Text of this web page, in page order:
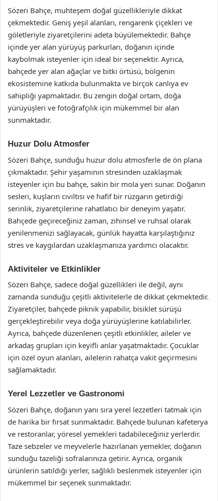
Sözeri Bahçe, muhteşem doğal güzellikleriyle dikkat
çekmektedir. Geniş yeşil alanları, rengarenk çiçekleri ve
göletleriyle ziyaretçilerini adeta büyülemektedir. Bahçe
içinde yer alan yürüyüş parkurları, doğanın içinde
kaybolmak isteyenler için ideal bir seçenektir. Ayrıca,
bahçede yer alan ağaçlar ve bitki örtüsü, bölgenin
ekosistemine katkıda bulunmakta ve birçok canlıya ev
sahipliği yapmaktadır. Bu zengin doğal ortam, doğa
yürüyüşleri ve fotoğrafçılık için mükemmel bir alan
sunmaktadır.
Huzur Dolu Atmosfer
Sözeri Bahçe, sunduğu huzur dolu atmosferle de ön plana
çıkmaktadır. Şehir yaşamının stresinden uzaklaşmak
isteyenler için bu bahçe, sakin bir mola yeri sunar. Doğanın
sesleri, kuşların cıvıltısı ve hafif bir rüzgarın getirdiği
serinlik, ziyaretçilerine rahatlatıcı bir deneyim yaşatır.
Bahçede geçireceğiniz zaman, zihinsel ve ruhsal olarak
yenilenmenizi sağlayacak, günlük hayatta karşılaştığınız
stres ve kaygılardan uzaklaşmanıza yardımcı olacaktır.
Aktiviteler ve Etkinlikler
Sözeri Bahçe, sadece doğal güzellikleri ile değil, aynı
zamanda sunduğu çeşitli aktivitelerle de dikkat çekmektedir.
Ziyaretçiler, bahçede piknik yapabilir, bisiklet sürüşü
gerçekleştirebilir veya doğa yürüyüşlerine katılabilirler.
Ayrıca, bahçede düzenlenen çeşitli etkinlikler, aileler ve
arkadaş grupları için keyifli anlar yaşatmaktadır. Çocuklar
için özel oyun alanları, ailelerin rahatça vakit geçirmesini
sağlamaktadır.
Yerel Lezzetler ve Gastronomi
Sözeri Bahçe, doğanın yanı sıra yerel lezzetleri tatmak için
de harika bir fırsat sunmaktadır. Bahçede bulunan kafeterya
ve restoranlar, yöresel yemekleri tadabileceğiniz yerlerdir.
Taze sebzeler ve meyvelerle hazırlanan yemekler, doğanın
sunduğu tazeliği sofralarınıza getirir. Ayrıca, organik
ürünlerin satıldığı yerler, sağlıklı beslenmek isteyenler için
mükemmel bir seçenek sunmaktadır.